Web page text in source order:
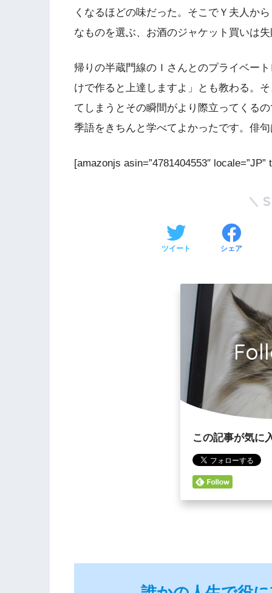
くなるほどの味だった。そこでＹ夫人か
なものを選ぶ、お酒のジャケット買いは
帰りの半蔵門線のＩさんとのプライベー
けで作ると上達しますよ」とも教わる。
てしまうとその瞬間がより際立ってくる
季語をきちんと学べてよかったです。俳
[amazonjs asin=”4781404553″
ツイート シェア
この記事が気に